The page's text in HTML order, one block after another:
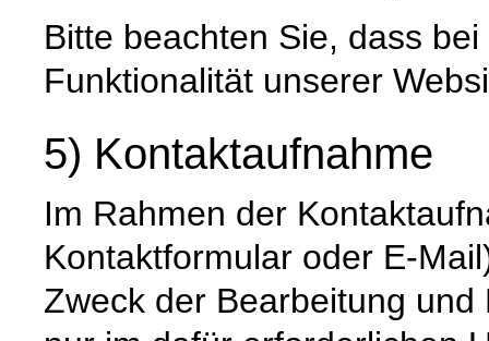
Bitte beachten Sie, dass
Funktionalität unserer
5) Kontaktaufnahme
Im Rahmen der
Kontaktformular oder E-
Zweck der Bearbeitung